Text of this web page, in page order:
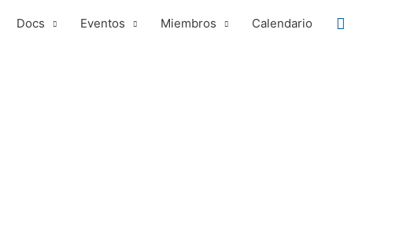
Docs Eventos Miembros Calendario Buscar